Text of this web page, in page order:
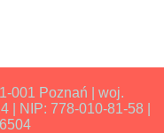
001 Poznań | woj.
| NIP: 778-010-81-58 |